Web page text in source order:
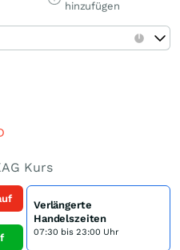
hinzufügen
Kurs
Verlängerte
Handelszeiten
07:30 bis 23:00 Uhr